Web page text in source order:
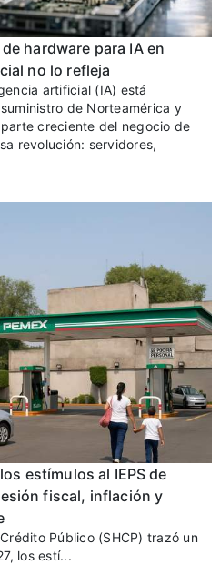
hardware para IA en
no lo refleja
artificial (IA) está
de Norteamérica y
creciente del negocio de
revolución: servidores,
estímulos al IEPS de
fiscal, inflación y
Público (SHCP) trazó un
los estí...